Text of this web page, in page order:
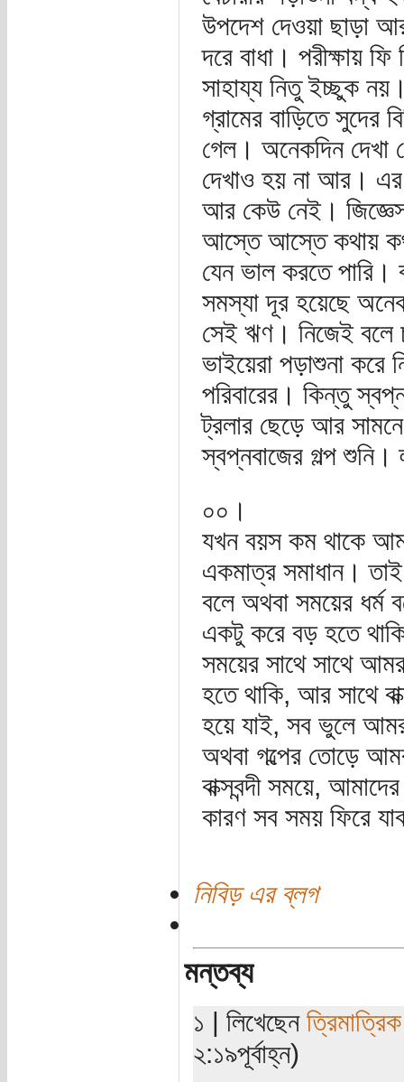
উপদেশ দেওয়া ছাড়া
দরে বাধা। পরীক্ষায়
সাহায্য নিতু ইচ্ছুক
গ্রামের বাড়িতে সুদের
গেল। অনেকদিন দেখা
দেখাও হয় না আর। এর
আর কেউ নেই।
আস্তে আস্তে কথায়
যেন ভাল করতে
সমস্যা দূর হয়েছে
সেই ঋণ। নিজেই বলে
ভাইয়েরা পড়াশুনা
পরিবারের। কিন্তু
ট্রলার ছেড়ে আর
স্বপ্নবাজের গল্প শুনি।
০০।
যখন বয়স কম থাকে
একমাত্র সমাধান।
বলে অথবা সময়ের
একটু করে বড় হতে
সময়ের সাথে সাথে
হতে থাকি, আর সাথে
হয়ে যাই, সব ভুলে
অথবা গল্পের তোড়ে
বাক্সবন্দী সময়ে,
কারণ সব সময় ফিরে
নিবিড় এর ব্লগ
মন্তব্য
১ | লিখেছেন
২:১৯পূর্বাহ্ন)